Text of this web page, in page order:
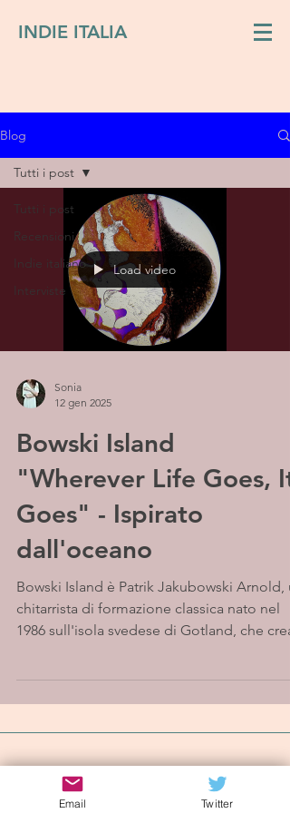
INDIE ITALIA
Blog
Tutti i post
Recensioni
Indie italiano
Interviste
Tutti i post
Load video
Sonia
12 gen 2025
Bowski Island
"Wherever Life Goes, It
Goes" - Ispirato
dall'oceano
Bowski Island è Patrik Jakubowski Arnold, un
chitarrista di formazione classica nato nel
1986 sull'isola svedese di Gotland, che
Iscriviti alla mailing list
Email Twitter